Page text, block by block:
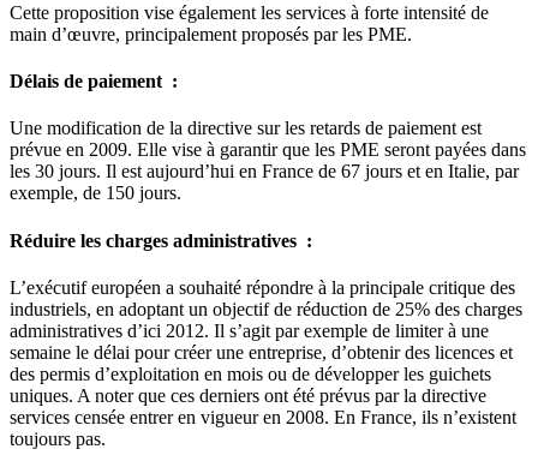
Cette proposition vise également les services à forte intensité de
main d’œuvre, principalement proposés par les PME.
Délais de paiement :
Une modification de la directive sur les retards de paiement est
prévue en 2009. Elle vise à garantir que les PME seront payées dans
les 30 jours. Il est aujourd’hui en France de 67 jours et en Italie, par
exemple, de 150 jours.
Réduire les charges administratives :
L’exécutif européen a souhaité répondre à la principale critique des
industriels, en adoptant un objectif de réduction de 25% des charges
administratives d’ici 2012. Il s’agit par exemple de limiter à une
semaine le délai pour créer une entreprise, d’obtenir des licences et
des permis d’exploitation en mois ou de développer les guichets
uniques. A noter que ces derniers ont été prévus par la directive
services censée entrer en vigueur en 2008. En France, ils n’existent
toujours pas.